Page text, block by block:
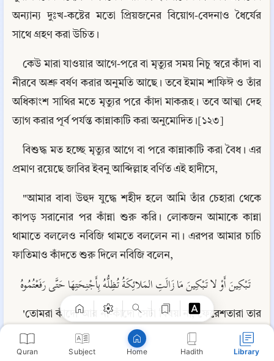
Quran Subject Home Hadith Library
অন্যান্য দুঃখ-কষ্টের মতো প্রিয়জনের বিয়োগ-বেদনাও ধৈর্যের
সাথে গ্রহণ করা উচিত।
কেউ মারা যাওয়ার আগে-পরে বা মৃত্যুর সময় নিচু স্বরে কাঁদা বা
নীরবে অশ্রু বর্ষণ করার অনুমতি আছে। তবে ইমাম শাফিঈ ও তাঁর
অধিকাংশ সাথির মতে মৃত্যুর পরে কাঁদা মাকরূহ। তবে আত্মা দেহ
ত্যাগ করার পূর্ব পর্যন্ত কান্নাকাটি করা অনুমোদিত।[১২৩]
বিশুদ্ধ মত হচ্ছে মৃত্যুর আগে বা পরে কান্নাকাটি করা বৈধ। এর
প্রমাণ রয়েছে জাবির ইবনু আব্দিল্লাহ বর্ণিত এই হাদীসে,
"আমার বাবা উহুদ যুদ্ধে শহীদ হলে আমি তাঁর চেহারা থেকে
কাপড় সরানোর পর কাঁন্না শুরু করি। লোকজন আমাকে কান্না
থামাতে বললেও নবিজি থামতে বললেন না। এরপর আমার চাচি
ফাতিমাও কাঁদতে শুরু দিলে নবিজি বলেন,
تَبْكِينَ أَوْ لا تَبْكِينَ مَا زَالَتِ المَلائِكَةُ تُظِلُّهُ بِأَجْنِحَتِهَا حَتَّى رَفَعْتُمُوهُ
'তোমরা কাঁদো আর না-কাঁদো সেটা বিষয় না, ফেরেশতারা তার
আত্মা নিয়ে ঊর্ধ্বে আরোহণের আগ পর্যন্ত তাকে নিজেদের ডানা
দিয়ে ছায়া দেবে।'"[১২৪]